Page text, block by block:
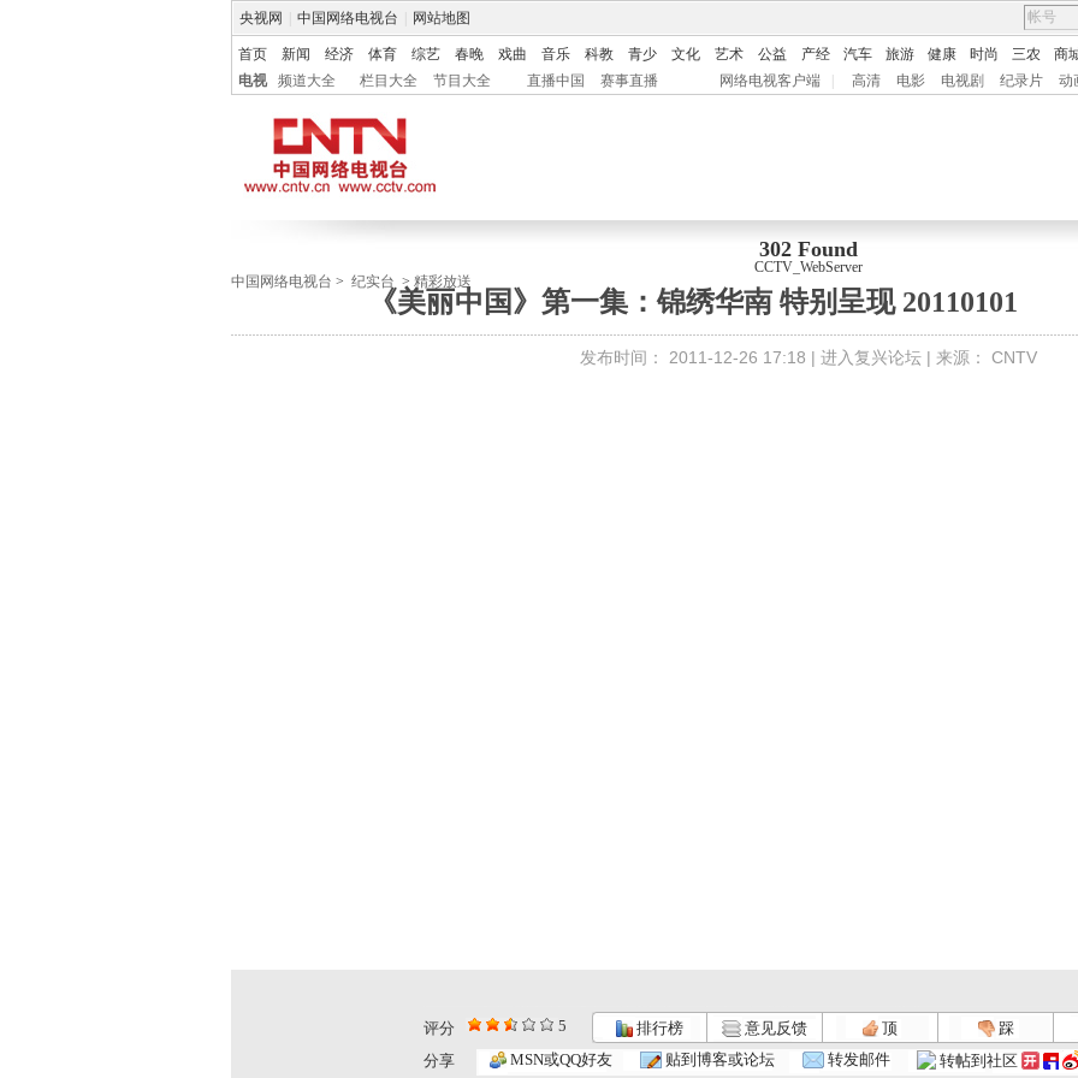
央视网 中国网络电视台 网站地图
首页 新闻 经济 体育 综艺 春晚 戏曲 音乐 科教 青少 文化 艺术 公益 产经 汽车 旅游 健康 时尚 三农
商
电视
频道大全 栏目大全 节目大全 直播中国 赛事直播 网络电视客户端 高清 电影 电视剧 纪录片 动
302 Found
CCTV_WebServer
中国网络电视台 > 纪实台 > 精彩放送
《美丽中国》第一集：锦绣华南 特别呈现 20110101
发布时间： 2011-12-26 17:18 | 进入复兴论坛 | 来源： CNTV
评分 5 排行榜 意见反馈 顶
踩
分享
MSN或QQ好友 贴到博客或论坛 转发邮件 转帖到社区